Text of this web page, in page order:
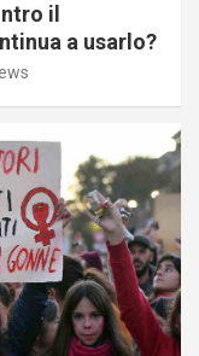
il
a usarlo?